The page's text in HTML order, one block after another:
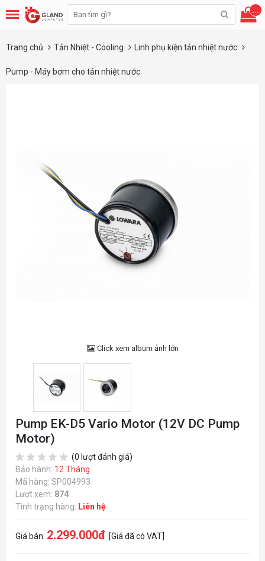
...
Trang chủ Tản Nhiệt - Cooling Linh phụ kiện tản nhiệt nước
Pump - Máy bơm cho tản nhiệt nước
Click xem album ảnh lớn
Pump EK-D5 Vario Motor (12V DC Pump
Motor)
(0 lượt đánh giá)
Bảo hành: 12 Tháng
Mã hàng: SP004993
Lượt xem: 874
Tình trạng hàng: Liên hệ
Giá bán: 2.299.000đ [Giá đã có VAT]